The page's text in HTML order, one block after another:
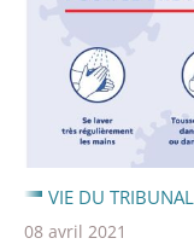
VIE DU TRIBUNAL
08 avril 2021